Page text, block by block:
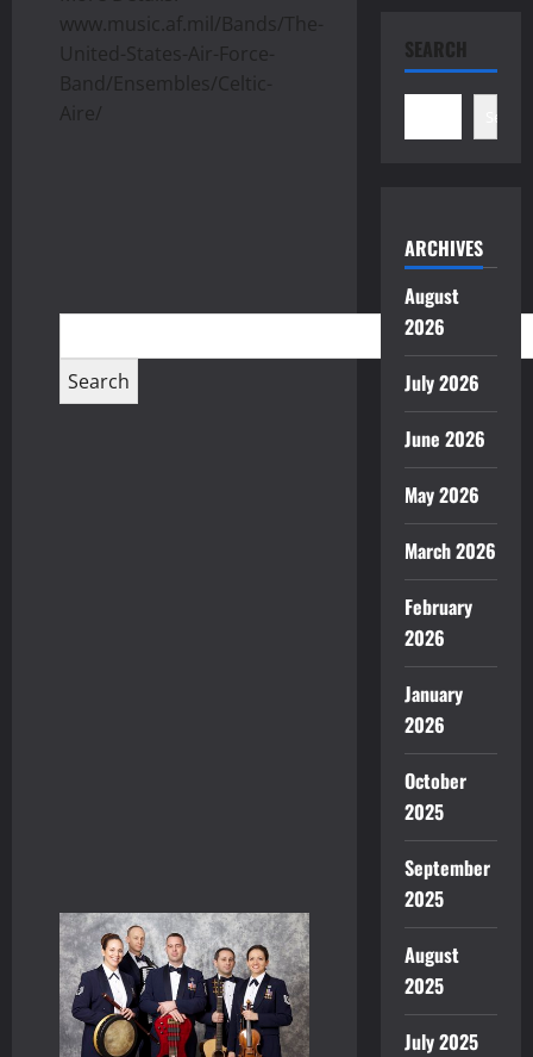
www.music.af.mil/Bands/The-
United-States-Air-Force-
Band/Ensembles/Celtic-
Aire/
SEARCH
Search
ARCHIVES
August
2026
July 2026
June 2026
May 2026
March 2026
February
2026
January
2026
October
2025
September
2025
August
2025
July 2025